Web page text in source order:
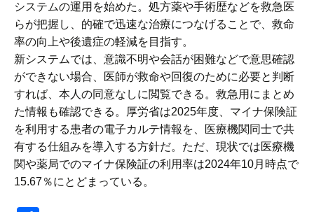
システムの運用を始めた。処方薬や手術歴などを救急医
らが把握し、的確で迅速な治療につなげることで、救命
率の向上や後遺症の軽減を目指す。
新システムでは、意識不明や会話が困難などで意思確認
ができない場合、医師が救命や回復のために必要と判断
すれば、本人の同意なしに閲覧できる。救急用にまとめ
た情報も確認できる。厚労省は2025年度、マイナ保険証
を利用する患者の電子カルテ情報を、医療機関同士で共
有する仕組みを導入する方針だ。ただ、現状では医療機
関や薬局でのマイナ保険証の利用率は2024年10月時点で
15.67％にとどまっている。